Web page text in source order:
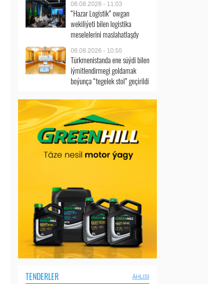
06.08.2026 - 11:03
“Hazar Logistik” owgan
wekiliýeti bilen logistika
meselelerini maslahatlaşdy
06.08.2026 - 10:55
Türkmenistanda ene süýdi bilen
iýmitlendirmegi goldamak
boýunça “tegelek stol” geçirildi
TENDERLER ÄHLISI